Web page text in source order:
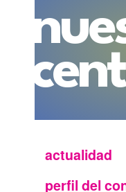
actualidad
perfil del